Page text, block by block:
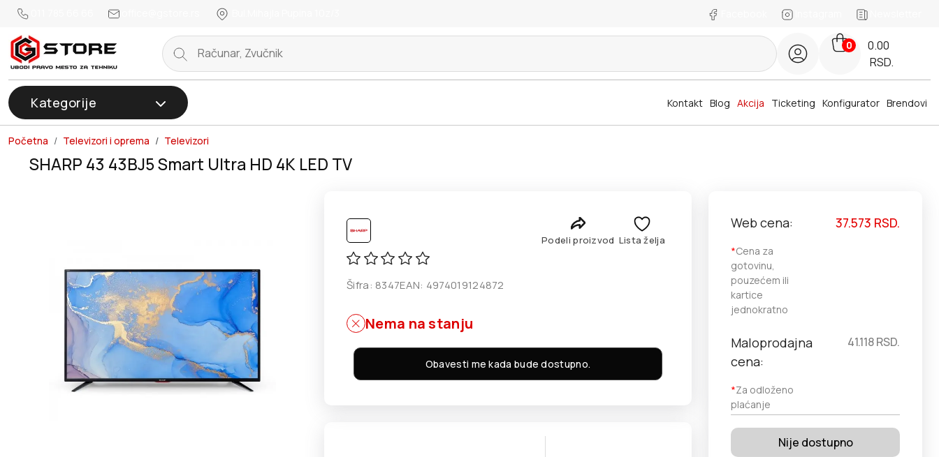
Instagram Newsletter
0
0.00
RSD.
Kategorije Brendovi
Blog Akcija
Kontakt Ticketing Konfigurator
Početna Televizori i oprema Televizori
SHARP 43 43BJ5 Smart Ultra HD 4K LED TV
Podeli proizvod Lista želja
Šifra: 8347EAN: 4974019124872
Nema na stanju
Obavesti me kada bude dostupno.
Web cena:
*Cena za
gotovinu,
pouzećem ili
kartice
jednokratno
37.573 RSD.
Maloprodajna
cena:
*Za odloženo
plaćanje
41.118RSD.
Nije dostupno